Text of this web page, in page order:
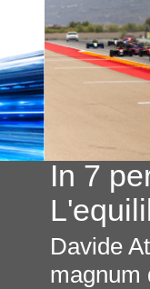
al sole
persiste